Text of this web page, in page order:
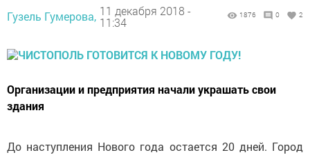
Гузель Гумерова, 11 декабря 2018 -
11:34
1876 0 2
Организации и предприятия начали украшать свои
здания
До наступления Нового года остается 20 дней. Город